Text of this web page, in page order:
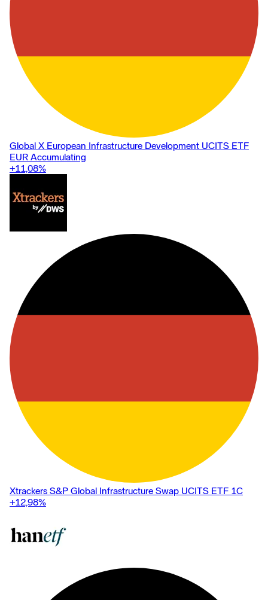
Global X European Infrastructure Development UCITS ETF
EUR Accumulating
+11,08%
Xtrackers S&P Global Infrastructure Swap UCITS ETF 1C
+12,98%